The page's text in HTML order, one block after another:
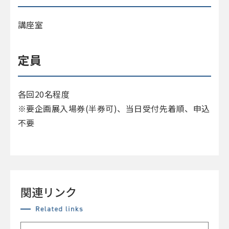
講座室
定員
各回20名程度
※要企画展入場券(半券可)、当日受付先着順、申込
不要
関連リンク